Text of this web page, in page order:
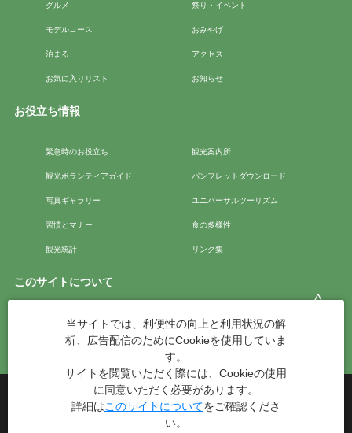
グルメ 祭り・イベント
モデルコース おみやげ
泊まる アクセス
お気に入りリスト お知らせ
お役立ち情報
緊急時のお役立ち 観光案内所
観光ボランティアガイド パンフレットダウンロード
写真ギャラリー ユニバーサルツーリズム
習慣とマナー 食の多様性
観光統計 リンク集
このサイトについて
このサイトについて 広告掲載について
お問い合わせ
台東区役所観光課
〒110-8615 東京都台東区東上野4丁目5番6号
TEL：03-5246-1151
当サイトでは、利便性の向上と利用状況の解
析、広告配信のためにCookieを使用していま
す。
サイトを閲覧いただく際には、Cookieの使用
に同意いただく必要があります。
詳細はこのサイトについてをご確認くださ
い。